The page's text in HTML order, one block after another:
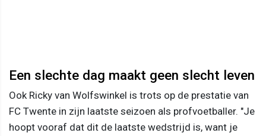
Een slechte dag maakt geen slecht leven
Ook Ricky van Wolfswinkel is trots op de prestatie van
FC Twente in zijn laatste seizoen als profvoetballer. "Je
hoopt vooraf dat dit de laatste wedstrijd is, want je